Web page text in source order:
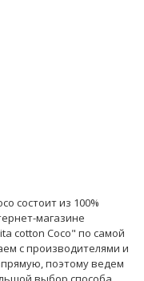
состоит из 100%
магазине
cotton Coco" по самой
с производителями и
поэтому ведем